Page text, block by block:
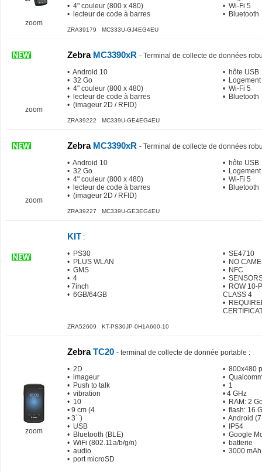
zoom
• 4" couleur (800 x 480)
• lecteur de code à barres
• Wi-Fi 5
• Bluetooth
ZRA39179 MC333U-GJ4EG4EU
zoom
ZebraMC3390xR - Terminal de collecte de données
• Android 10
• 32 Go
• 4" couleur (800 x 480)
• lecteur de code à barres
• (imageur 2D / RFID)
• hôte USB
•
• Wi-Fi 5
• Bluetooth
ZRA39222 MC339U-GE4EG4EU
zoom
ZebraMC3390xR - Terminal de collecte de données
• Android 10
• 32 Go
• 4" couleur (800 x 480)
• lecteur de code à barres
• (imageur 2D / RFID)
• hôte USB
•
• Wi-Fi 5
• Bluetooth
ZRA39227 MC339U-GE3EG4EU
KIT :
• PS30
• PLUS WLAN
• GMS
• 4
• 7inch
• 6GB/64GB
• SE4710
• NO
• NFC
•
• ROW 10-
CLASS 4
•
ZRA52609 KT-PS30JP-0H1A600-10
zoom
ZebraTC20 - terminal de collecte de donnée portable :
• 2D
• imageur
• Push to talk
• vibration
• 10
• 9 cm (4
• 3``)
• USB
• Bluetooth (BLE)
• WiFi (802.11a/b/g/n)
• audio
• port microSD
• 800x480
•
• 1
• 4 GHz
• RAM: 2
• flash: 16
• Android
• IP54
• Google
• batterie
• 3000 mAh